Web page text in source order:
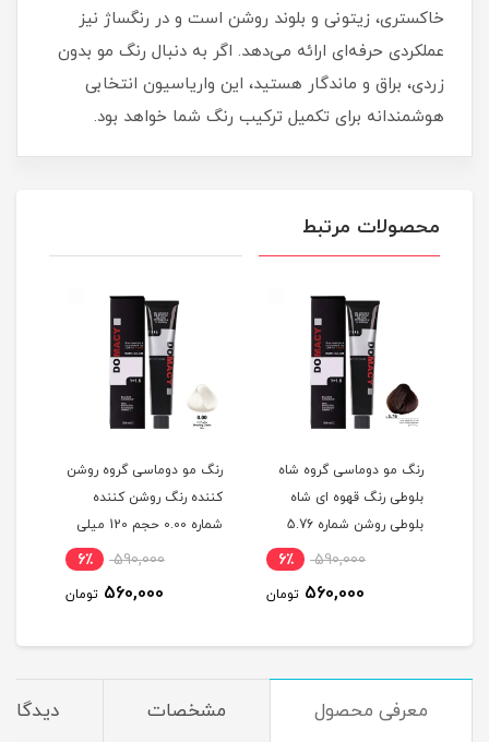
خاکستری، زیتونی و بلوند روشن است و در رنگساژ نیز
عملکردی حرفه‌ای ارائه می‌دهد. اگر به دنبال رنگ مو بدون
زردی، براق و ماندگار هستید، این واریاسیون انتخابی
هوشمندانه برای تکمیل ترکیب رنگ شما خواهد بود.
محصولات مرتبط
رنگ مو دوماسی گروه شاه
بلوطی رنگ قهوه ای شاه
بلوطی روشن شماره 5.76
590,000 6٪
560,000 تومان
رنگ مو دوماسی گروه روشن
کننده رنگ روشن کننده
شماره 0.00 حجم 120 میلی
590,000 6٪
560,000 تومان
معرفی محصول مشخصات